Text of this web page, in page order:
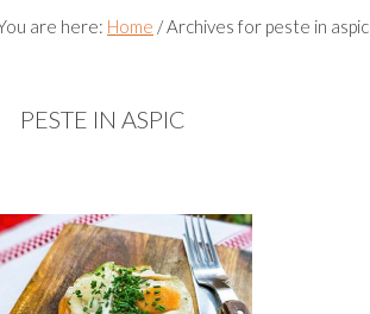
are here: Home /Archives for peste in aspic
PESTE IN ASPIC